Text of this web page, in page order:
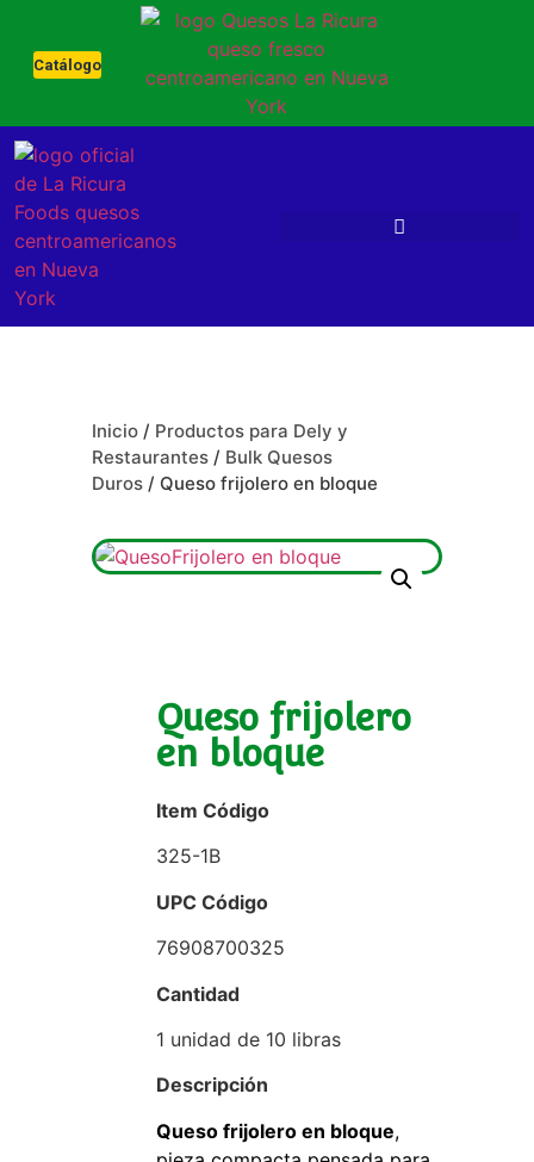
Catálogo
Inicio / Productos para Dely y
Restaurantes / Bulk Quesos
Duros / Queso frijolero en bloque
Queso frijolero
en bloque
Item Código
325-1B
UPC Código
76908700325
Cantidad
1 unidad de 10 libras
Descripción
Queso frijolero en bloque,